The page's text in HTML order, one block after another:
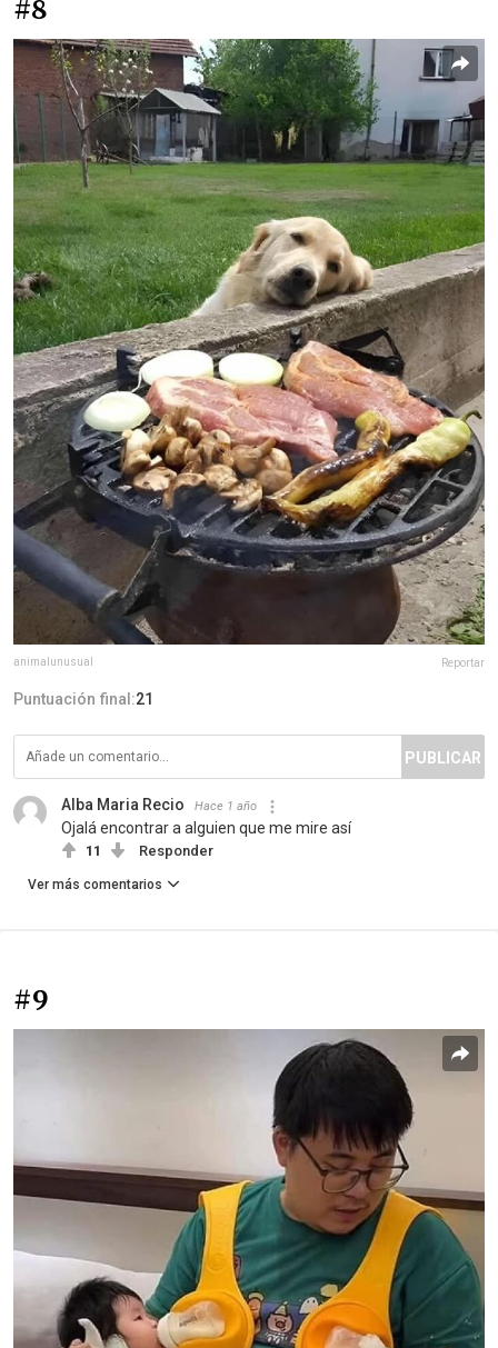
#8
animalunusual Reportar
Puntuación final:21
PUBLICAR
Alba Maria Recio Hace 1 año
Ojalá encontrar a alguien que me mire así
11 Responder
Ver más comentarios
#9